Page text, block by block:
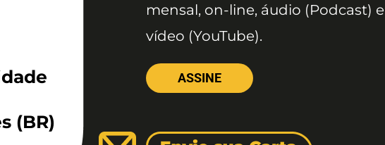
(BR)
mensal, on-line, áudio (Podcast) e
vídeo (YouTube).
ASSINE